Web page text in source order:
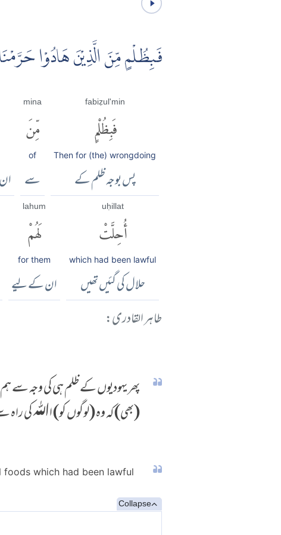
فَبِظُلْمٍ مِّنَ الَّذِيْنَ هَادُوْا
fabiẓul'min
فَبِظُلْمٍ
Then for (the) wrongdoing
پس بوجہ ظلم کے
mina
مِّنَ
of
سے
uḥillat
أُحِلَّتْ
which had been lawful
حلال کی گئیں تھیں
lahum
لَهُمْ
for them
ان کے لیے
طاہر القادری:
پھر یہودیوں کے ظلم ہی کی وجہ سے
(بھی) کہ وہ (لوگوں کو) اﷲ کی
which had been lawful
Collapse